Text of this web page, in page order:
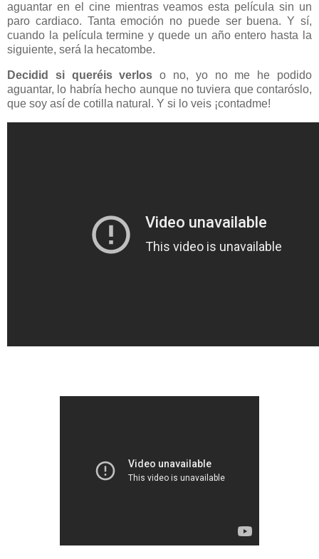
aguantar en el cine mientras veamos esta película sin un
paro cardiaco. Tanta emoción no puede ser buena. Y sí,
cuando la película termine y quede un año entero hasta la
siguiente, será la hecatombe.
Decidid si queréis verlos o no, yo no me he podido
aguantar, lo habría hecho aunque no tuviera que contaróslo,
que soy así de cotilla natural. Y si lo veis ¡contadme!